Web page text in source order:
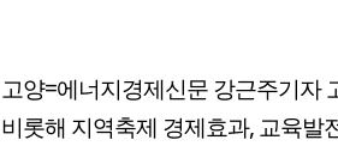
고양=에너지경제신문 강근주기자
비롯해 지역축제 경제효과, 교육발